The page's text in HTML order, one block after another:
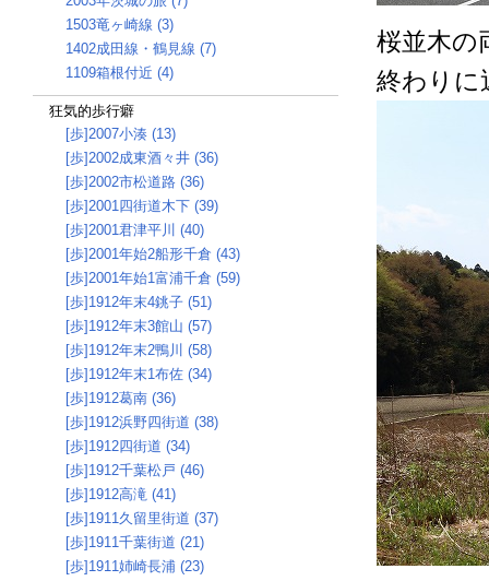
桜並木の
終わりに
1503竜ヶ崎線 (3)
1402成田線・鶴見線 (7)
1109箱根付近 (4)
狂気的歩行癖
[歩]2007小湊 (13)
[歩]2002成東酒々井 (36)
[歩]2002市松道路 (36)
[歩]2001四街道木下 (39)
[歩]2001君津平川 (40)
[歩]2001年始2船形千倉 (43)
[歩]2001年始1富浦千倉 (59)
[歩]1912年末4銚子 (51)
[歩]1912年末3館山 (57)
[歩]1912年末2鴨川 (58)
[歩]1912年末1布佐 (34)
[歩]1912葛南 (36)
[歩]1912浜野四街道 (38)
[歩]1912四街道 (34)
[歩]1912千葉松戸 (46)
[歩]1912高滝 (41)
[歩]1911久留里街道 (37)
[歩]1911千葉街道 (21)
[歩]1911姉崎長浦 (23)